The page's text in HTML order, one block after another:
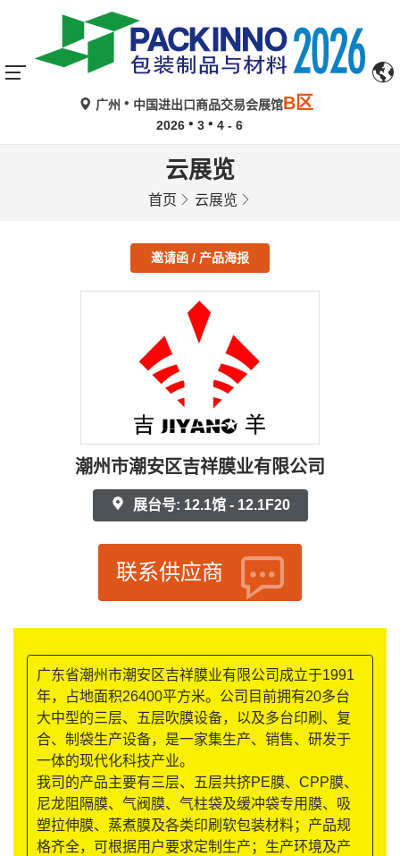
广州 中国进出口商品交易会展馆B区
2026 3 4 - 6
云展览
首页 云展览
邀请函 / 产品海报
潮州市潮安区吉祥膜业有限公司
展台号: 12.1馆 - 12.1F20
联系供应商
广东省潮州市潮安区吉祥膜业有限公司成立于1991
年，占地面积26400平方米。公司目前拥有20多台
大中型的三层、五层吹膜设备，以及多台印刷、复
合、制袋生产设备，是一家集生产、销售、研发于
一体的现代化科技产业。
我司的产品主要有三层、五层共挤PE膜、CPP膜、
尼龙阻隔膜、气阀膜、气柱袋及缓冲袋专用膜、吸
塑拉伸膜、蒸煮膜及各类印刷软包装材料；产品规
格齐全，可根据用户要求定制生产；生产环境及产